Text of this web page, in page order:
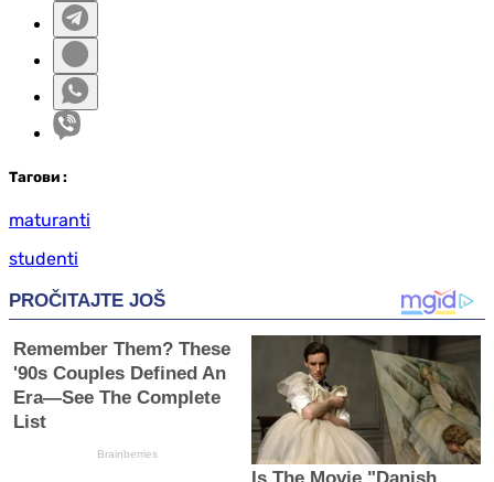
Тагови :
maturanti
studenti